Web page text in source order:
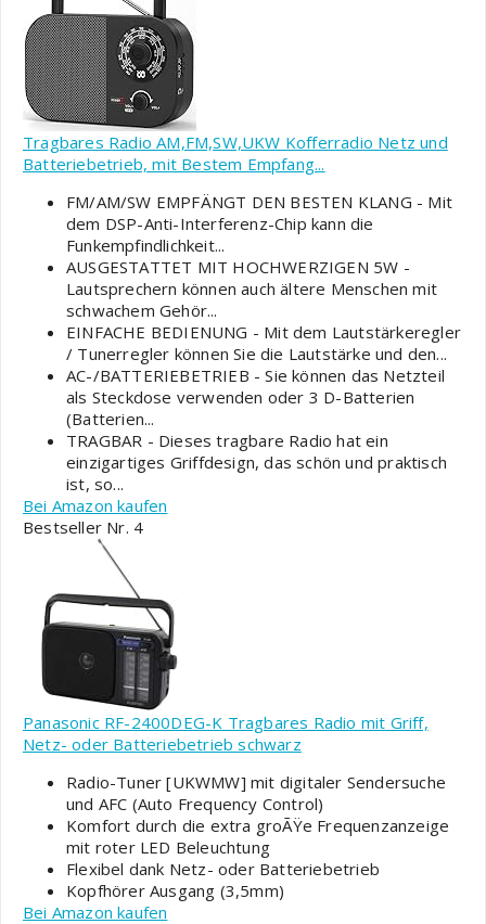
Tragbares Radio AM,FM,SW,UKW Kofferradio Netz und
Batteriebetrieb, mit Bestem Empfang...
FM/AM/SW EMPFÄNGT DEN BESTEN KLANG - Mit
dem DSP-Anti-Interferenz-Chip kann die
Funkempfindlichkeit...
AUSGESTATTET MIT HOCHWERZIGEN 5W -
Lautsprechern können auch ältere Menschen mit
schwachem Gehör...
EINFACHE BEDIENUNG - Mit dem Lautstärkeregler
/ Tunerregler können Sie die Lautstärke und den...
AC-/BATTERIEBETRIEB - Sie können das Netzteil
als Steckdose verwenden oder 3 D-Batterien
(Batterien...
TRAGBAR - Dieses tragbare Radio hat ein
einzigartiges Griffdesign, das schön und praktisch
ist, so...
Bei Amazon kaufen
Bestseller Nr. 4
Panasonic RF-2400DEG-K Tragbares Radio mit Griff,
Netz- oder Batteriebetrieb schwarz
Radio-Tuner [UKWMW] mit digitaler Sendersuche
und AFC (Auto Frequency Control)
Komfort durch die extra groÃŸe Frequenzanzeige
mit roter LED Beleuchtung
Flexibel dank Netz- oder Batteriebetrieb
Kopfhörer Ausgang (3,5mm)
Bei Amazon kaufen